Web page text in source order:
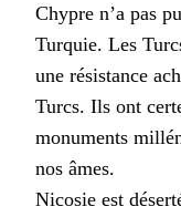
Chypre n’a pas
Turquie. Les
une résistance
Turcs. Ils ont
monuments
nos âmes.
Nicosie est